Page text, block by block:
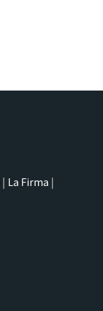
| La Firma |